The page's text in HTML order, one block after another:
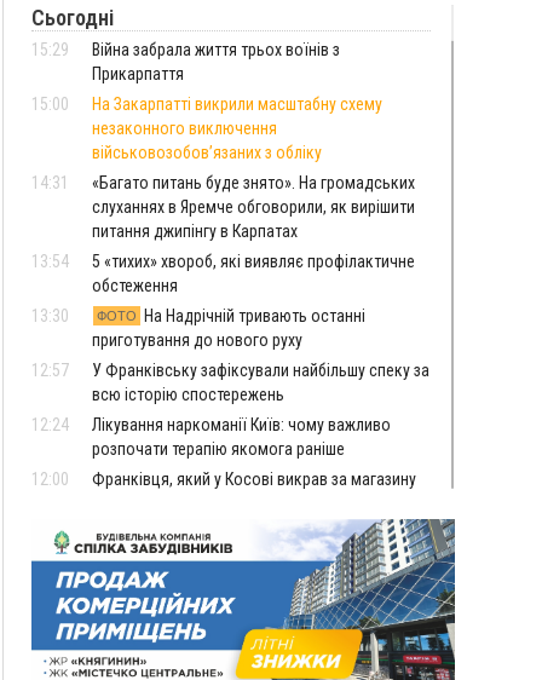
Сьогодні
15:29
Війна забрала життя трьох воїнів з
Прикарпаття
15:00
На Закарпатті викрили масштабну схему
незаконного виключення
військовозобов’язаних з обліку
14:31
«Багато питань буде знято». На громадських
слуханнях в Яремче обговорили, як вирішити
питання джипінгу в Карпатах
13:54
5 «тихих» хвороб, які виявляє профілактичне
обстеження
13:30
ФОТО
На Надрічній тривають останні
приготування до нового руху
12:57
У Франківську зафіксували найбільшу спеку за
всю історію спостережень
12:24
Лікування наркоманії Київ: чому важливо
розпочати терапію якомога раніше
12:00
Франківця, який у Косові викрав за магазину
11:50
Податкова передасть в Міноборони для
"Оберегу" дані про чоловіків 18–60 років
11:20
Водійка, яку на Сухомлинського побив інший
керманич, відмовилася від обвинувачення —
справу закрили